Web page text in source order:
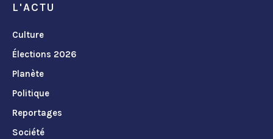
L'ACTU
Culture
Élections 2026
Planète
Politique
Reportages
Société